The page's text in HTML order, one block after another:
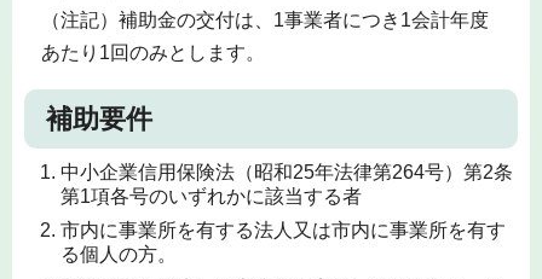
（注記）補助金の交付は、1事業者につき1会計年度
あたり1回のみとします。
補助要件
中小企業信用保険法（昭和25年法律第264号）第2条
第1項各号のいずれかに該当する者
市内に事業所を有する法人又は市内に事業所を有す
る個人の方。